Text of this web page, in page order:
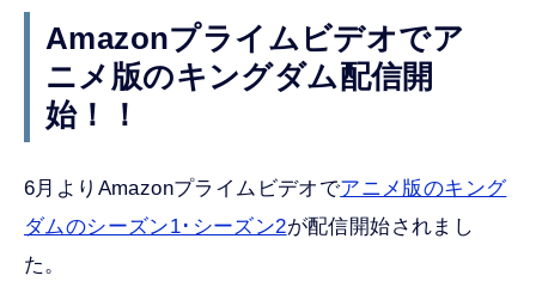
Amazonプライムビデオでア
ニメ版のキングダム配信開
始！！
6月よりAmazonプライムビデオでアニメ版のキング
ダムのシーズン1･シーズン2が配信開始されまし
た。